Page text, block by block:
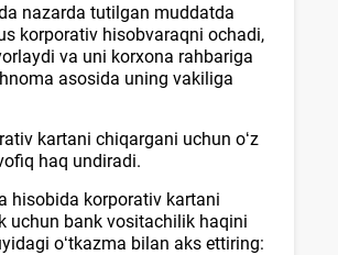
nazarda tutilgan muddatda
korporativ hisobvaraqni ochadi,
va uni korхona rahbariga
asosida uning vakiliga
kartani chiqargani uchun oʻz
haq undiradi.
hisobida korporativ kartani
uchun bank vositachilik haqini
oʻtkazma bilan aks ettiring: